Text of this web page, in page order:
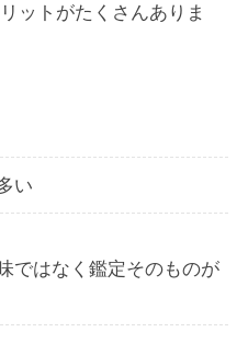
ットがたくさんありま
い
ではなく鑑定そのものが